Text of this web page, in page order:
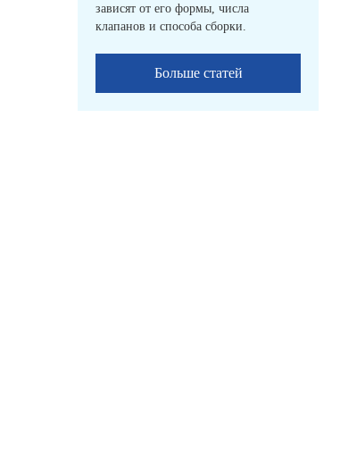
зависят от его формы, числа
клапанов и способа сборки.
Больше статей